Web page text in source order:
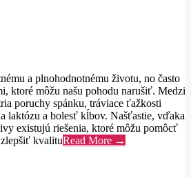
a plnohodnotnému životu, no často
ktoré môžu našu pohodu narušiť. Medzi
poruchy spánku, tráviace ťažkosti
laktózu a bolesť kĺbov. Našťastie, vďaka
existujú riešenia, ktoré môžu pomôcť
kvalituRead More →